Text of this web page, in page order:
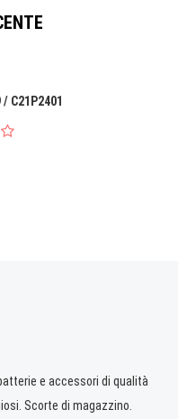
C21P2401
e accessori di qualità
Scorte di magazzino.